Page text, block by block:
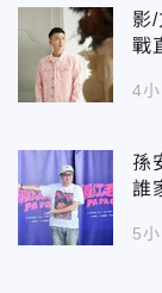
影
戰
4
孫
誰
5